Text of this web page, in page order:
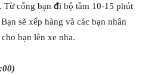
Từ cổng bạn đi bộ tầm 10-15 phút
sẽ xếp hàng và các bạn nhân
bạn lên xe nha.